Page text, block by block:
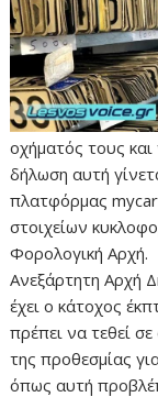
οχήματός τους
δήλωση αυτή
πλατφόρμας
στοιχείων
Φορολογική
Ανεξάρτητη Αρχή
έχει ο κάτοχος
πρέπει να τεθεί
της προθεσμίας
όπως αυτή